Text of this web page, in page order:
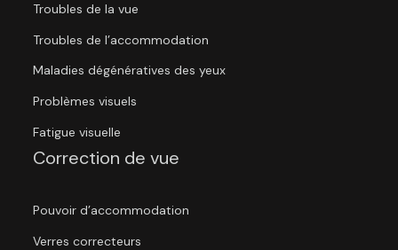
Troubles de la vue
Troubles de l’accommodation
Maladies dégénératives des yeux
Problèmes visuels
Fatigue visuelle
Correction de vue
Pouvoir d’accommodation
Verres correcteurs